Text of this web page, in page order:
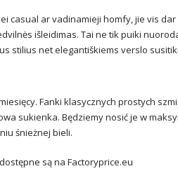
casual ar vadinamieji homfy, jie vis dar
išleidimas. Tai ne tik puiki
stilius net elegantiškiems verslo
Fanki klasycznych prostych
sukienka. Będziemy nosić je w
śnieżnej bieli.
są na Factoryprice.eu